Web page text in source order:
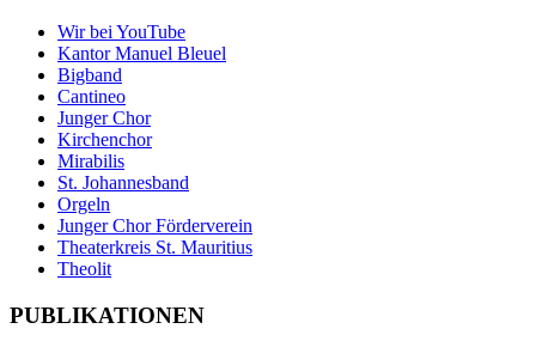
Wir bei YouTube
Kantor Manuel Bleuel
Bigband
Cantineo
Junger Chor
Kirchenchor
Mirabilis
St. Johannesband
Orgeln
Junger Chor Förderverein
Theaterkreis St. Mauritius
Theolit
PUBLIKATIONEN